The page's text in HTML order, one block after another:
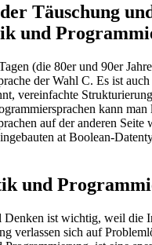
Täuschung
und
(die 80er und 90er
der Wahl C. Es ist
vereinfachte
kann
auf der anderen Seite
at Boolean-
und
Denken ist wichtig, weil die
verlassen sich auf